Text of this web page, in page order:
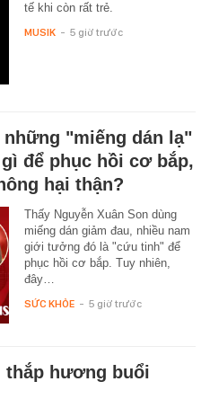
tế khi còn rất trẻ.
MUSIK - 5 giờ trước
những "miếng dán lạ"
để phục hồi cơ bắp,
hại thận?
Thấy Nguyễn Xuân Son dùng
miếng dán giảm đau, nhiều nam
giới tưởng đó là "cứu tinh" để
phục hồi cơ bắp. Tuy nhiên,
đây…
SỨC KHỎE - 5 giờ trước
thắp hương buổi